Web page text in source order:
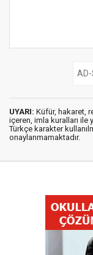
UYARI: Küfür, hakaret,
içeren, imla kuralları ile
Türkçe karakter
onaylanmamaktadır.